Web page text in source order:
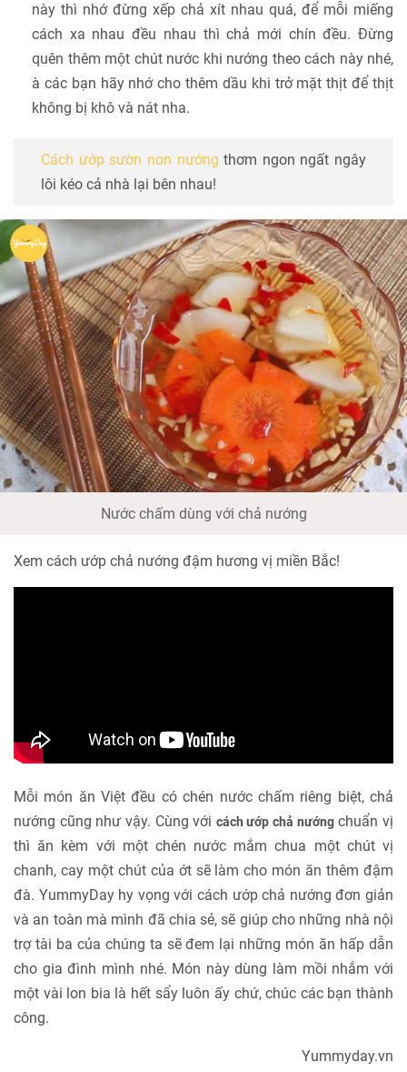
này thì nhớ đừng xếp chả xít nhau quá, để mỗi miếng
cách xa nhau đều nhau thì chả mới chín đều. Đừng
quên thêm một chút nước khi nướng theo cách này nhé,
à các bạn hãy nhớ cho thêm dầu khi trở mặt thịt để thịt
không bị khô và nát nha.
Cách ướp sườn non nướng thơm ngon ngất ngây
lôi kéo cả nhà lại bên nhau!
Nước chấm dùng với chả nướng
Xem cách ướp chả nướng đậm hương vị miền Bắc!
Mỗi món ăn Việt đều có chén nước chấm riêng biệt, chả
nướng cũng như vậy. Cùng với cách ướp chả nướngchuẩn vị
thì ăn kèm với một chén nước mắm chua một chút vị
chanh, cay một chút của ớt sẽ làm cho món ăn thêm đậm
đà. YummyDay hy vọng với cách ướp chả nướng đơn giản
và an toàn mà mình đã chia sẻ, sẽ giúp cho những nhà nội
trợ tài ba của chúng ta sẽ đem lại những món ăn hấp dẫn
cho gia đình mình nhé. Món này dùng làm mồi nhắm với
một vài lon bia là hết sẩy luôn ấy chứ, chúc các bạn thành
công.
Yummyday.vn